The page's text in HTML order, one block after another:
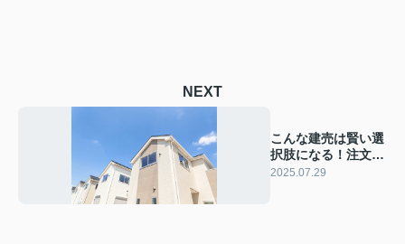
NEXT
こんな建売は賢い選
択肢になる！注文住
宅にはない建売住宅
2025.07.29